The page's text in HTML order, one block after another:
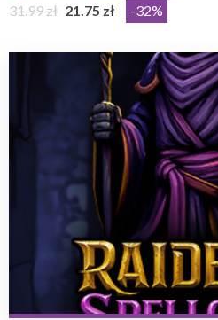
31.99 zł 21.75 zł -32%